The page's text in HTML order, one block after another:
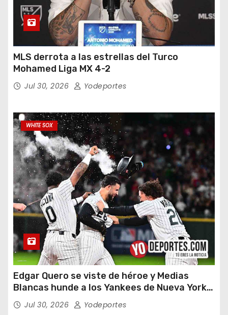
MLS derrota a las estrellas del Turco
Mohamed Liga MX 4-2
Jul 30, 2026 Yodeportes
WHITE SOX
Edgar Quero se viste de héroe y Medias
Blancas hunde a los Yankees de Nueva York
en doce entradas
Jul 30, 2026 Yodeportes